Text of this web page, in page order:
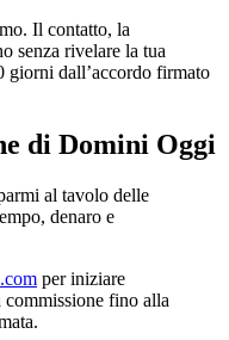
Il contatto, la
senza rivelare la tua
giorni dall’accordo firmato
di Domini Oggi
al tavolo delle
denaro e
per iniziare
commissione fino alla